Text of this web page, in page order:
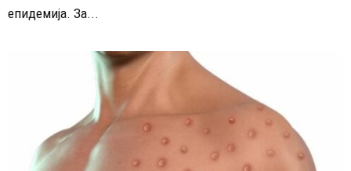
епидемија. За...